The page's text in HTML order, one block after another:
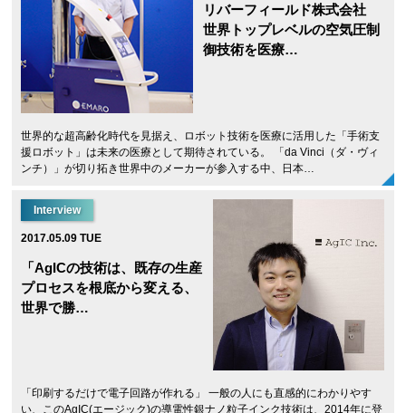
リバーフィールド株式会社
世界トップレベルの空気圧制
御技術を医療…
世界的な超高齢化時代を見据え、ロボット技術を医療に活用した「手術支
援ロボット」は未来の医療として期待されている。 「da Vinci（ダ・ヴィ
ンチ）」が切り拓き世界中のメーカーが参入する中、日本…
Interview
2017.05.09 TUE
「AgICの技術は、既存の生産
プロセスを根底から変える、
世界で勝…
「印刷するだけで電子回路が作れる」 一般の人にも直感的にわかりやす
い、このAgIC(エージック)の導電性銀ナノ粒子インク技術は、2014年に登